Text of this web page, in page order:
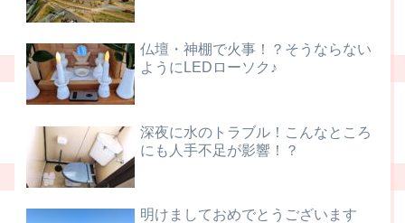
仏壇・神棚で火事！？そうならない
ようにLEDローソク♪
深夜に水のトラブル！こんなところ
にも人手不足が影響！？
明けましておめでとうございます